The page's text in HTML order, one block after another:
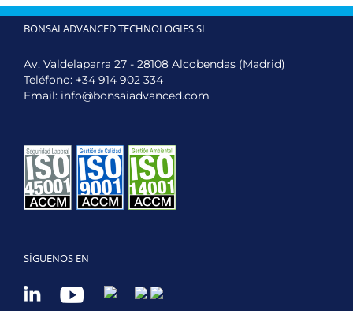
BONSAI ADVANCED TECHNOLOGIES SL
Av. Valdelaparra 27 - 28108 Alcobendas (Madrid)
Teléfono: +34 914 902 334
Email: info@bonsaiadvanced.com
SÍGUENOS EN